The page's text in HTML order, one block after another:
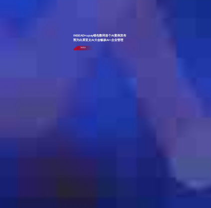
INSEAD×upay钱包数码首个AI案例发布
郭为出席亚太AI大会畅谈AI+企业管理
了解更多